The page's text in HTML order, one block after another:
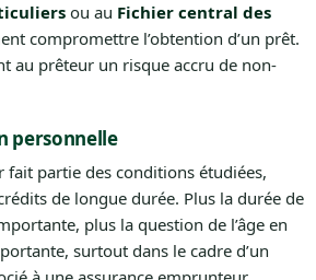
ou au Fichier central des
compromettre l’obtention d’un prêt.
au prêteur un risque accru de non-
personnelle
fait partie des conditions étudiées,
de longue durée. Plus la durée de
plus la question de l’âge en
surtout dans le cadre d’un